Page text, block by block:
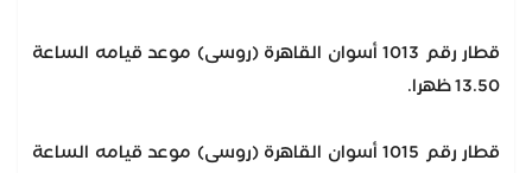
قطار رقم 1013 أسوان القاهرة (روسى) موعد قيامه الساعة
13.50 ظهرا.
قطار رقم 1015 أسوان القاهرة (روسى) موعد قيامه الساعة